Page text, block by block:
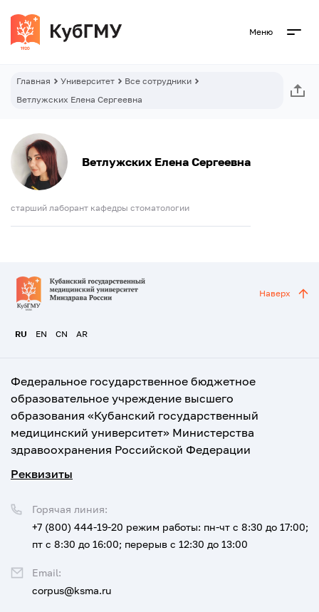
Меню
Главная Университет
Все сотрудники
Ветлужских Елена Сергеевна
Ветлужских Елена Сергеевна
старший лаборант кафедры стоматологии
RU EN CN AR
Наверх
Федеральное государственное бюджетное
образовательное учреждение высшего
образования «Кубанский государственный
медицинский университет» Министерства
здравоохранения Российской Федерации
Реквизиты
Горячая линия:
+7 (800) 444-19-20 режим работы: пн-чт с 8:30 до 17:00;
пт с 8:30 до 16:00; перерыв с 12:30 до 13:00
Email:
corpus@ksma.ru